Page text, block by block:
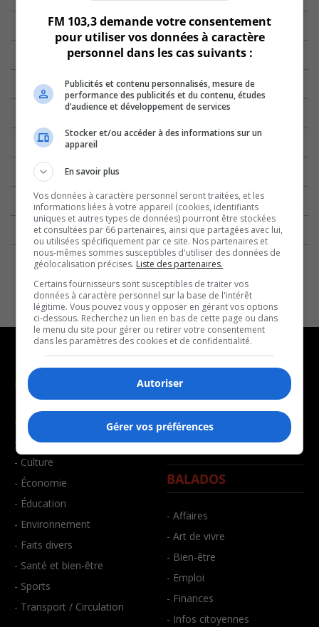
NOUVELLES
- Affaires municipales
- Communauté / Social
- Culture
- Économie
- Éducation
- Environnement
- Faits divers
- Santé et bien-être
- Sports
- Transport / Circulation
MUSIQUE
- Décompte franco
- Joué récemment
BALADOS
- Affaires
- Art de vivre
- Bien-être
- Emploi
- Finances
- Infos citoyennes
FM 103,3 demande votre consentement
pour utiliser vos données à caractère
personnel dans les cas suivants :
Publicités et contenu personnalisés, mesure de
performance des publicités et du contenu, études
d’audience et développement de services
Stocker et/ou accéder à des informations sur un
appareil
En savoir plus
Vos données à caractère personnel seront traitées, et les
informations liées à votre appareil (cookies, identifiants
uniques et autres types de données) pourront être stockées
et consultées par 66 partenaires, ainsi que partagées avec lui,
ou utilisées spécifiquement par ce site. Nos partenaires et
nous-mêmes sommes susceptibles d'utiliser des données de
géolocalisation précises. Liste des partenaires.
Certains fournisseurs sont susceptibles de traiter vos
données à caractère personnel sur la base de l'intérêt
légitime. Vous pouvez vous y opposer en gérant vos options
ci-dessous. Recherchez un lien en bas de cette page ou dans
le menu du site pour gérer ou retirer votre consentement
dans les paramètres des cookies et de confidentialité.
Autoriser
Gérer vos préférences